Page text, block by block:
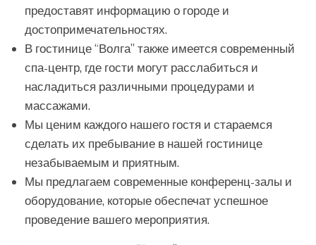
предоставят информацию о городе и
достопримечательностях.
В гостинице “Волга” также имеется современный
спа-центр, где гости могут расслабиться и
насладиться различными процедурами и
массажами.
Мы ценим каждого нашего гостя и стараемся
сделать их пребывание в нашей гостинице
незабываемым и приятным.
Мы предлагаем современные конференц-залы и
оборудование, которые обеспечат успешное
проведение вашего мероприятия.